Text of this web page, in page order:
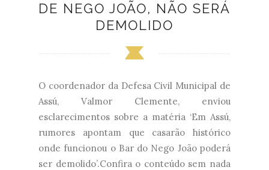
DE NEGO JOÃO, NÃO SERÁ
DEMOLIDO
O coordenador da Defesa Civil Municipal de
Assú, Valmor Clemente, enviou
esclarecimentos sobre a matéria ‘Em Assú,
rumores apontam que casarão histórico
onde funcionou o Bar do Nego João poderá
ser demolido’.Confira o conteúdo sem nada